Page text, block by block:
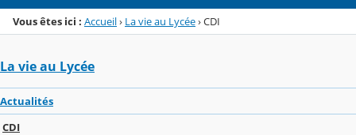
Vous êtes ici : Accueil› La vie au Lycée›CDI
La vie au Lycée
Actualités
CDI